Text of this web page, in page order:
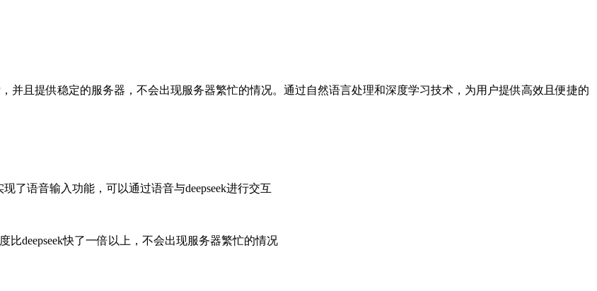
并且提供稳定的服务器，不会出现服务器繁忙的情况。通过自然语言处理和深度学习技术，为用户提供高效且便捷的
了语音输入功能，可以通过语音与deepseek进行交互
比deepseek快了一倍以上，不会出现服务器繁忙的情况